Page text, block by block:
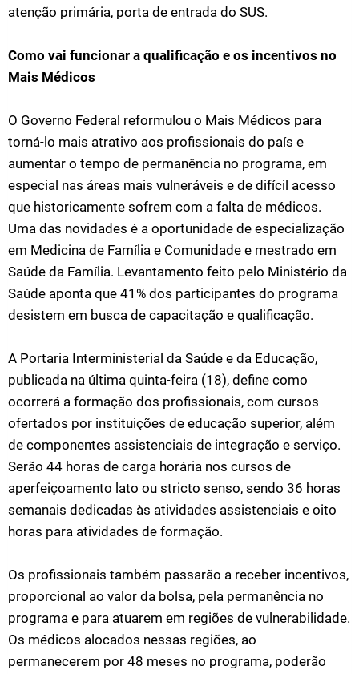
atenção primária, porta de entrada do SUS.
Como vai funcionar a qualificação e os incentivos no
Mais Médicos
O Governo Federal reformulou o Mais Médicos para
torná-lo mais atrativo aos profissionais do país e
aumentar o tempo de permanência no programa, em
especial nas áreas mais vulneráveis e de difícil acesso
que historicamente sofrem com a falta de médicos.
Uma das novidades é a oportunidade de especialização
em Medicina de Família e Comunidade e mestrado em
Saúde da Família. Levantamento feito pelo Ministério da
Saúde aponta que 41% dos participantes do programa
desistem em busca de capacitação e qualificação.
A Portaria Interministerial da Saúde e da Educação,
publicada na última quinta-feira (18), define como
ocorrerá a formação dos profissionais, com cursos
ofertados por instituições de educação superior, além
de componentes assistenciais de integração e serviço.
Serão 44 horas de carga horária nos cursos de
aperfeiçoamento lato ou stricto senso, sendo 36 horas
semanais dedicadas às atividades assistenciais e oito
horas para atividades de formação.
Os profissionais também passarão a receber incentivos,
proporcional ao valor da bolsa, pela permanência no
programa e para atuarem em regiões de vulnerabilidade.
Os médicos alocados nessas regiões, ao
permanecerem por 48 meses no programa, poderão